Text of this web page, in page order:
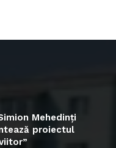
Mehedinți
proiectul